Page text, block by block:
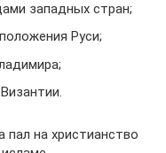
западных стран;
Руси;
пал на христианство